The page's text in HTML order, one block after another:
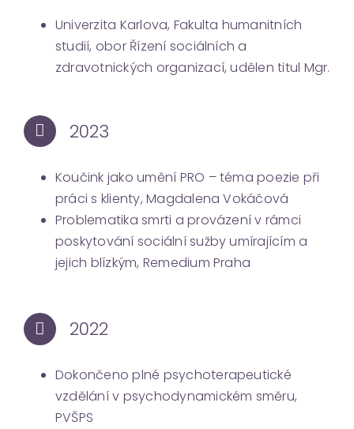
Univerzita Karlova, Fakulta humanitních
studií, obor Řízení sociálních a
zdravotnických organizací, udělen titul Mgr.
2023
Koučink jako umění PRO – téma poezie při
práci s klienty, Magdalena Vokáčová
Problematika smrti a provázení v rámci
poskytování sociální sužby umírajícím a
jejich blízkým, Remedium Praha
2022
Dokončeno plné psychoterapeutické
vzdělání v psychodynamickém směru,
PVŠPS